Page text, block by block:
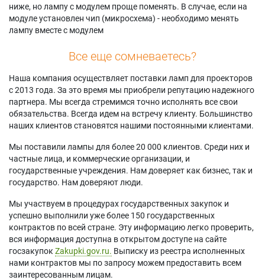
ниже, но лампу с модулем проще поменять. В случае, если на
модуле установлен чип (микросхема) - необходимо менять
лампу вместе с модулем
Все еще сомневаетесь?
Наша компания осуществляет поставки ламп для проекторов
с 2013 года. За это время мы приобрели репутацию надежного
партнера. Мы всегда стремимся точно исполнять все свои
обязательства. Всегда идем на встречу клиенту. Большинство
наших клиентов становятся нашими постоянными клиентами.
Мы поставили лампы для более 20 000 клиентов. Среди них и
частные лица, и коммерческие организации, и
государственные учреждения. Нам доверяет как бизнес, так и
государство. Нам доверяют люди.
Мы участвуем в процедурах государственных закупок и
успешно выполнили уже более 150 государственных
контрактов по всей стране. Эту информацию легко проверить,
вся информация доступна в открытом доступе на сайте
госзакупок Zakupki.gov.ru. Выписку из реестра исполненных
нами контрактов мы по запросу можем предоставить всем
заинтересованным лицам.